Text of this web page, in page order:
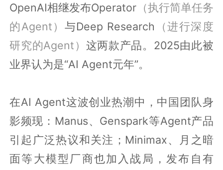
OpenAI相继发布Operator （执行简单任务
的Agent） 与Deep Research （进行深度
研究的Agent） 这两款产品。2025由此被
业界认为是“AI Agent元年”。
在AI Agent这波创业热潮中，中国团队身
影频现：Manus、Genspark等Agent产品
引起广泛热议和关注；Minimax、月之暗
面等大模型厂商也加入战局，发布自有